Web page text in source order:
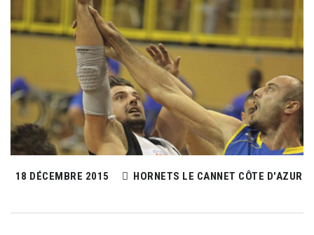
18 DÉCEMBRE 2015 HORNETS LE CANNET CÔTE D'AZUR